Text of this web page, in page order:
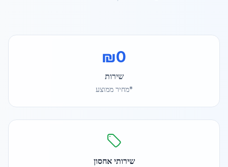
₪0
שירות
*מחיר ממוצע
שירותי אחסון